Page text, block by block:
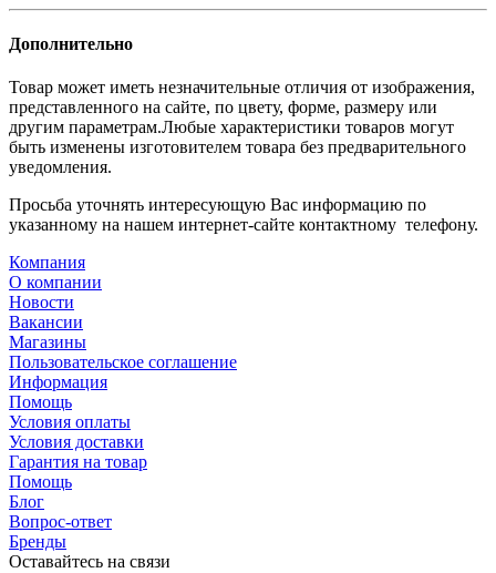
Дополнительно
Товар может иметь незначительные отличия от изображения,
представленного на сайте, по цвету, форме, размеру или
другим параметрам.Любые характеристики товаров могут
быть изменены изготовителем товара без предварительного
уведомления.
Просьба уточнять интересующую Вас информацию по
указанному на нашем интернет-сайте контактному телефону.
Компания
О компании
Новости
Вакансии
Магазины
Пользовательское соглашение
Информация
Помощь
Условия оплаты
Условия доставки
Гарантия на товар
Помощь
Блог
Вопрос-ответ
Бренды
Оставайтесь на связи